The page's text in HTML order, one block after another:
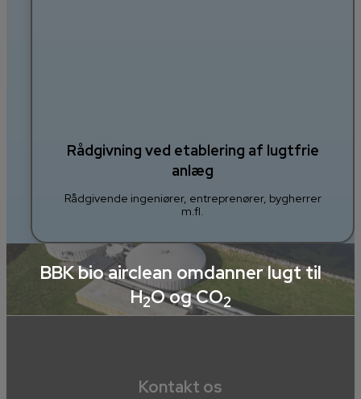
Rådgivning ved etablering af lugtfrie
anlæg
Rådgivende ingeniører, entreprenører, bygherrer
m.fl.
BBK bio airclean omdanner lugt til
H2O og CO2
Kontakt os